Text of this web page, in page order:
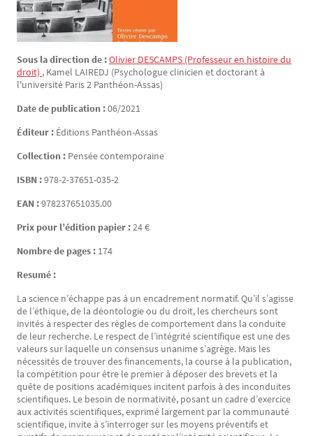
Sous la direction de :Olivier DESCAMPS (Professeur en histoire du
droit) , Kamel LAIREDJ (Psychologue clinicien et doctorant à
l'université Paris 2 Panthéon-Assas)
Date de publication :06/2021
Éditeur : Éditions Panthéon-Assas
Collection : Pensée contemporaine
ISBN :978-2-37651-035-2
EAN :978237651035.00
Prix pour l’édition papier :24 €
Nombre de pages : 174
Resumé :
La science n’échappe pas à un encadrement normatif. Qu’il s’agisse
de l’éthique, de la déontologie ou du droit, les chercheurs sont
invités à respecter des règles de comportement dans la conduite
de leur recherche. Le respect de l’intégrité scientifique est une des
valeurs sur laquelle un consensus unanime s’agrège. Mais les
nécessités de trouver des financements, la course à la publication,
la compétition pour être le premier à déposer des brevets et la
quête de positions académiques incitent parfois à des inconduites
scientifiques. Le besoin de normativité, posant un cadre d’exercice
aux activités scientifiques, exprimé largement par la communauté
scientifique, invite à s’interroger sur les moyens préventifs et